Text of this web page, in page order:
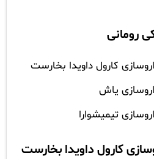
رومانی
کارول داویدا بخارست
یاش
تیمیشوارا
کارول داویدا بخارست